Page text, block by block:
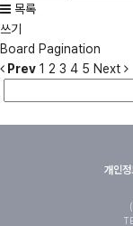
목록
쓰기
Board Pagination
Prev 1 2 3 4 5 Next
개인